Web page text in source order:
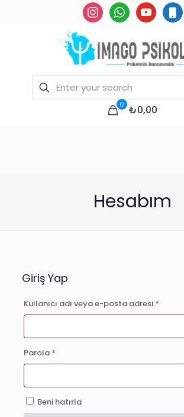
instagramwhatsappyoutubemobile
0 ₺0,00
Hesabım
Giriş Yap
Kullanıcı adı veya e-posta adresi *Gerekli
Parola *Gerekli
Beni hatırla